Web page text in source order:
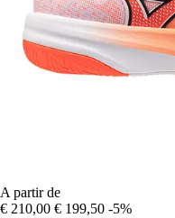
A partir de
€ 210,00 € 199,50 -5%